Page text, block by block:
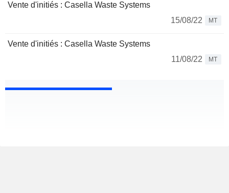
Vente d'initiés : Casella Waste Systems
15/08/22
MT
Vente d'initiés : Casella Waste Systems
11/08/22
MT